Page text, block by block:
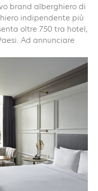
brand alberghiero di
indipendente più
oltre 750 tra hotel,
Ad annunciare